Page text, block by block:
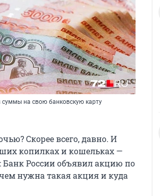
суммы на свою банковскую карту
Скорее всего, давно. И
копилках и кошельках —
Банк России объявил акцию по
нужна такая акция и куда